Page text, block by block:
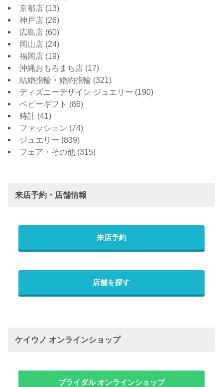
京都店 (13)
神戸店 (26)
広島店 (60)
岡山店 (24)
福岡店 (19)
沖縄おもろまち店 (17)
結婚指輪・婚約指輪 (321)
ディズニーデザイン ジュエリー (190)
ベビーギフト (86)
時計 (41)
ファッション (74)
ジュエリー (839)
フェア・その他 (315)
来店予約・店舗情報
来店予約
店舗を探す
ケイウノ オンラインショップ
ブライダル オンラインショップ